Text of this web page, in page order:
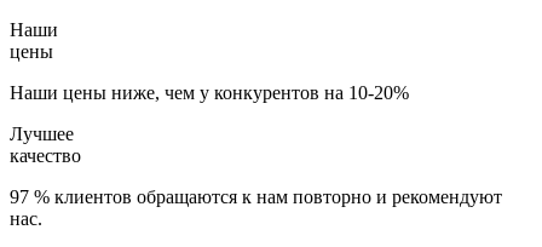
Наши
цены
Наши цены ниже, чем у конкурентов на 10-20%
Лучшее
качество
97 % клиентов обращаются к нам повторно и рекомендуют
нас.